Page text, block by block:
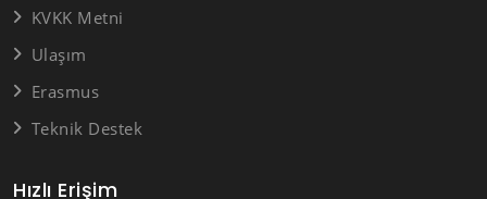
Hızlı Erişim
KVKK Metni
Ulaşım
Erasmus
Teknik Destek